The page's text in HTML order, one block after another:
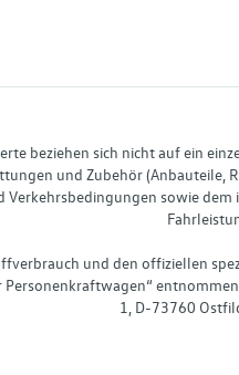
beziehen sich nicht auf ein
und Zubehör
sowie
und den offiziellen
1, D-73760